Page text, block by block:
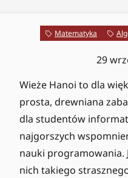
Matematyka
29
Wieże Hanoi to dla
prosta, drewniana
dla studentów
najgorszych
nauki programowania.
nich takiego